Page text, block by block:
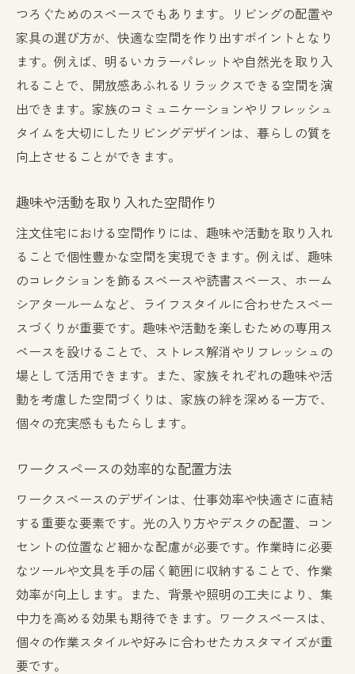
つろぐためのスペースでもあります。リビングの配置や
家具の選び方が、快適な空間を作り出すポイントとなり
ます。例えば、明るいカラーパレットや自然光を取り入
れることで、開放感あふれるリラックスできる空間を演
出できます。家族のコミュニケーションやリフレッシュ
タイムを大切にしたリビングデザインは、暮らしの質を
向上させることができます。
趣味や活動を取り入れた空間作り
注文住宅における空間作りには、趣味や活動を取り入れ
ることで個性豊かな空間を実現できます。例えば、趣味
のコレクションを飾るスペースや読書スペース、ホーム
シアタールームなど、ライフスタイルに合わせたスペー
スづくりが重要です。趣味や活動を楽しむための専用ス
ペースを設けることで、ストレス解消やリフレッシュの
場として活用できます。また、家族それぞれの趣味や活
動を考慮した空間づくりは、家族の絆を深める一方で、
個々の充実感ももたらします。
ワークスペースの効率的な配置方法
ワークスペースのデザインは、仕事効率や快適さに直結
する重要な要素です。光の入り方やデスクの配置、コン
セントの位置など細かな配慮が必要です。作業時に必要
なツールや文具を手の届く範囲に収納することで、作業
効率が向上します。また、背景や照明の工夫により、集
中力を高める効果も期待できます。ワークスペースは、
個々の作業スタイルや好みに合わせたカスタマイズが重
要です。